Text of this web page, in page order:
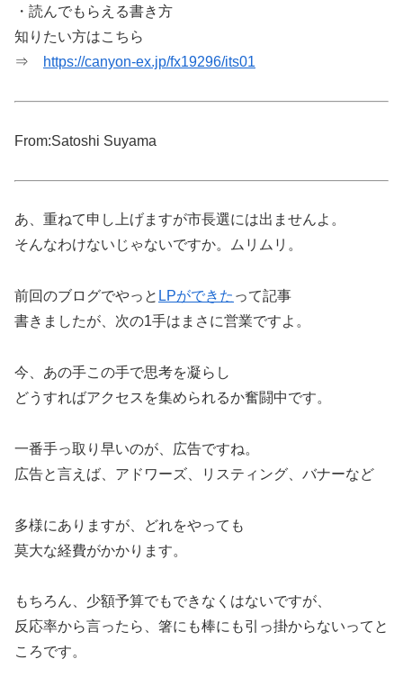
・読んでもらえる書き方
知りたい方はこちら
⇒
https://canyon-ex.jp/fx19296/its01
From:Satoshi Suyama
あ、重ねて申し上げますが市長選には出ませんよ。
そんなわけないじゃないですか。ムリムリ。
前回のブログでやっと LPができた って記事
書きましたが、次の1手はまさに営業ですよ。
今、あの手この手で思考を凝らし
どうすればアクセスを集められるか奮闘中です。
一番手っ取り早いのが、広告ですね。
広告と言えば、アドワーズ、リスティング、バナーなど
多様にありますが、どれをやっても
莫大な経費がかかります。
もちろん、少額予算でもできなくはないですが、
反応率から言ったら、箸にも棒にも引っ掛からないってと
ころです。